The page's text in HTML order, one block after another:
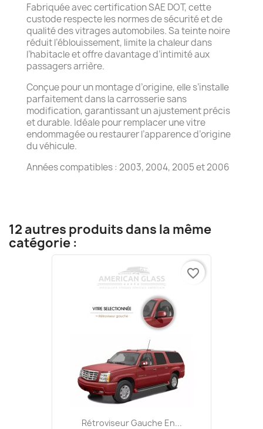
Fabriquée avec certification SAE DOT, cette
custode respecte les normes de sécurité et de
qualité des vitrages automobiles. Sa teinte noire
réduit l’éblouissement, limite la chaleur dans
l’habitacle et offre davantage d’intimité aux
passagers arrière.
Conçue pour un montage d’origine, elle s’installe
parfaitement dans la carrosserie sans
modification, garantissant un ajustement précis
et durable. Idéale pour remplacer une vitre
endommagée ou restaurer l’apparence d’origine
du véhicule.
Années compatibles : 2003, 2004, 2005 et 2006
12 autres produits dans la même
catégorie :
Rétroviseur Gauche En...
favorite_border